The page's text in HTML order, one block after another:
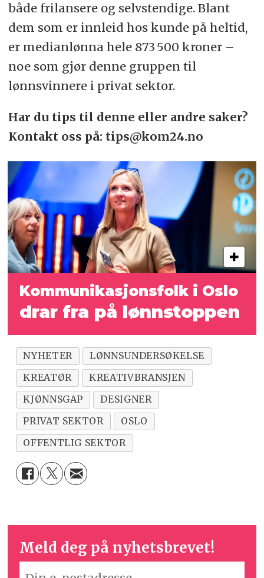
både frilansere og selvstendige. Blant
dem som er innleid hos kunde på heltid,
er medianlønna hele 873 500 kroner –
noe som gjør denne gruppen til
lønnsvinnere i privat sektor.
Har du tips til denne eller andre saker?
Kontakt oss på: tips@kom24.no
Kommunikasjonsfolk i Oslo
drar fra på lønnstoppen
NYHETER
LØNNSUNDERSØKELSE
KREATØR
KREATIVBRANSJEN
KJØNNSGAP
DESIGNER
PRIVAT SEKTOR
OSLO
OFFENTLIG SEKTOR
Meld deg på nyhetsbrevet!